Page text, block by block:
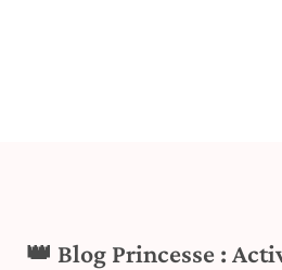
👑 Blog Princesse :